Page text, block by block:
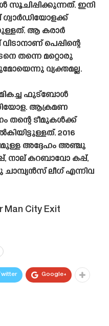
സൂചിപ്പിക്കുന്നത്. ഇനി
ആ കരാർ
പെപ്പിന്റെ
തന്നെ മറ്റൊരു
വ്യക്തമല്ല.
മികച്ച ഫുട്ബോൾ
ആക്രമണ
തന്റെ ടീമുകൾക്ക്
2016
അദ്ദേഹം അഞ്ചു
നാല് കറബാവോ കപ്പ്,
ചാമ്പ്യൻസ് ലീഗ് എന്നിവ
Man City Exit
Google+